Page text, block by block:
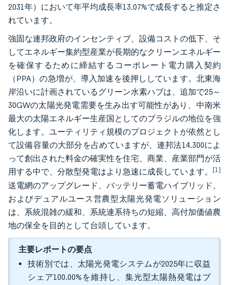
2031年）において年平均成長率13.07%で成長すると推定さ
れています。
強固な連邦政府のインセンティブ、設備コストの低下、そ
してエネルギー集約型産業が長期的なクリーンエネルギー
を確保するために締結するコーポレート電力購入契約
（PPA）の急増が、導入加速を後押ししています。北東海
岸沿いに計画されているグリーン水素ハブは、追加で25～
30GWの太陽光発電需要を生み出す可能性があり、中南米
最大の太陽エネルギー生産国としてのブラジルの地位を強
化します。ユーティリティ規模のプロジェクトが依然とし
て設備容量の大部分を占めていますが、連邦法14.300によ
って創出された料金の確実性を住宅、商業、産業部門が活
用する中で、分散型発電はより急速に成長しています。 [1]
送電網のアップグレード、バッテリー蓄電ハイブリッド、
およびデュアルユース営農型太陽光発電ソリューション
は、系統混雑の緩和、系統連系待ちの短縮、高付加価値農
地の保全を目的として台頭しています。
主要レポートの要点
技術別では、太陽光発電システムが2025年に収益
シェア100.00%を維持し、集光型太陽熱発電はブ